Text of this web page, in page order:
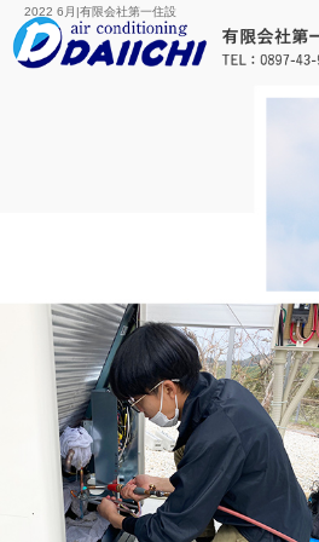
2022 6月|有限会社第一住設